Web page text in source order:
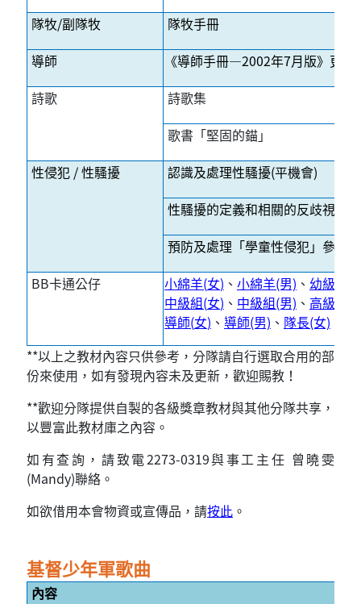
隊牧/副隊牧
隊牧手冊
導師
《導師手冊—2002年7月版》更
詩歌
詩歌集
歌書「堅固的錨」
性侵犯 / 性騷擾
認識及處理性騷擾(平機會)
性騷擾的定義和相關的反歧視條
預防及處理「學童性侵犯」參考
BB卡通公仔 小綿羊(女) 、 小綿羊(男) 、 幼級組(
中級組(女) 、 中級組(男) 、 高級組(
導師(女) 、 導師(男) 、 隊長(女)
**以上之教材內容只供參考，分隊請自行選取合用的部
份來使用，如有發現內容未及更新，歡迎賜教！
**歡迎分隊提供自製的各級獎章教材與其他分隊共享，
以豐富此教材庫之內容。
如有查詢，請致電2273-0319與事工主任 曾曉雯
(Mandy)聯絡。
如欲借用本會物資或宣傳品，請按此 。
基督少年軍歌曲
內容